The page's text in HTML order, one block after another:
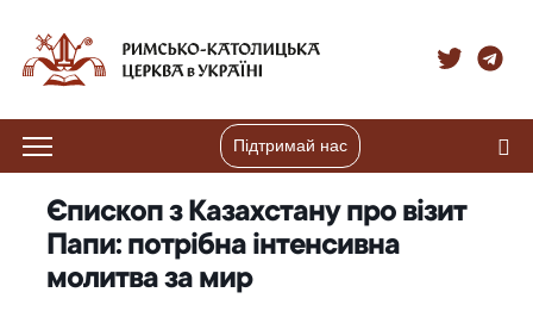
Підтримай нас
Єпископ з Казахстану про візит
Папи: потрібна інтенсивна
молитва за мир